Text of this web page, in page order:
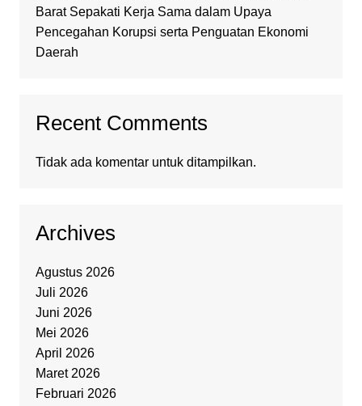
Barat Sepakati Kerja Sama dalam Upaya
Pencegahan Korupsi serta Penguatan Ekonomi
Daerah
Recent Comments
Tidak ada komentar untuk ditampilkan.
Archives
Agustus 2026
Juli 2026
Juni 2026
Mei 2026
April 2026
Maret 2026
Februari 2026